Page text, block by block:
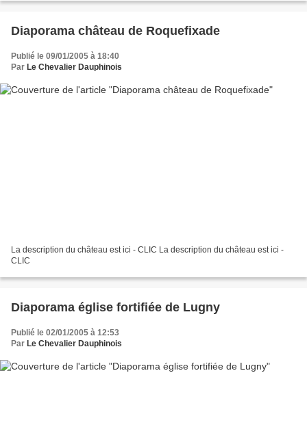
Diaporama château de Roquefixade
Publié le 09/01/2005 à 18:40
Par Le Chevalier Dauphinois
La description du château est ici - CLIC La description du château est ici -
CLIC
Diaporama église fortifiée de Lugny
Publié le 02/01/2005 à 12:53
Par Le Chevalier Dauphinois